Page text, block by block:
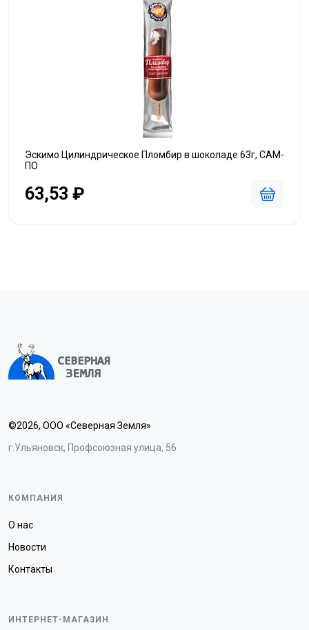
Эскимо Цилиндрическое Пломбир в шоколаде 63г, САМ-
ПО
63,53 ₽
©2026, ООО «Северная Земля»
г.Ульяновск, Профсоюзная улица, 56
КОМПАНИЯ
О нас
Новости
Контакты
ИНТЕРНЕТ-МАГАЗИН